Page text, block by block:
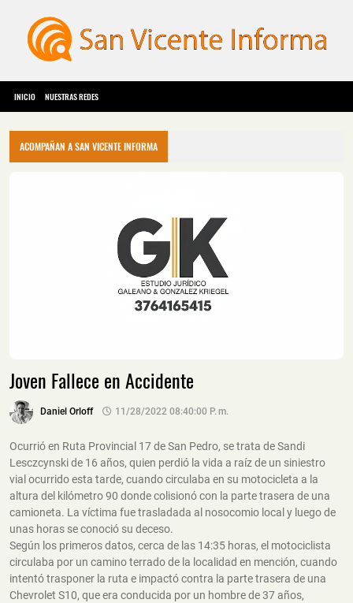
INICIO NUESTRAS REDES
ACOMPAÑAN A SAN VICENTE INFORMA
Joven Fallece en Accidente
Daniel Orloff 11/28/2022 08:40:00 P. M.
Ocurrió en Ruta Provincial 17 de San Pedro, se trata de Sandi
Lesczcynski de 16 años, quien perdió la vida a raíz de un siniestro
vial ocurrido esta tarde, cuando circulaba en su motocicleta a la
altura del kilómetro 90 donde colisionó con la parte trasera de una
camioneta. La víctima fue trasladada al nosocomio local y luego de
unas horas se conoció su deceso.
Según los primeros datos, cerca de las 14:35 horas, el motociclista
circulaba por un camino terrado de la localidad en mención, cuando
intentó trasponer la ruta e impactó contra la parte trasera de una
Chevrolet S10, que era conducida por un hombre de 37 años,